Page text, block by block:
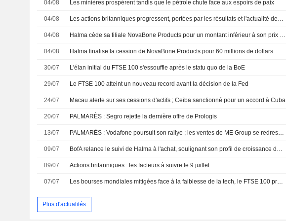
04/08 Les minières prospèrent tandis que le pétrole chute face aux espoirs de paix
04/08 Les actions britanniques progressent, portées par les résultats et l'actualité des entreprises
04/08 Halma cède sa filiale NovaBone Products pour un montant inférieur à son prix d'acquisition
04/08 Halma finalise la cession de NovaBone Products pour 60 millions de dollars
30/07 L'élan initial du FTSE 100 s'essouffle après le statu quo de la BoE
29/07 Le FTSE 100 atteint un nouveau record avant la décision de la Fed
24/07 Macau alerte sur ses cessions d'actifs ; Ceiba sanctionné pour un accord à Cuba
20/07 PALMARÈS : Segro rejette la dernière offre de Prologis
13/07 PALMARÈS : Vodafone poursuit son rallye ; les ventes de ME Group se redressent
09/07 BofA relance le suivi de Halma à l'achat, soulignant son profil de croissance défensive
09/07 Actions britanniques : les facteurs à suivre le 9 juillet
07/07 Les bourses mondiales mitigées face à la faiblesse de la tech, le FTSE 100 progresse légèrement
Plus d'actualités